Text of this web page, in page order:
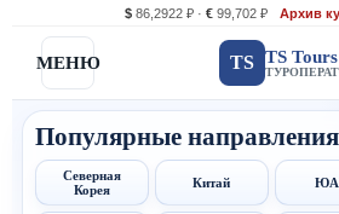
$ 86,2922 ₽ · € 99,702 ₽ Архив
МЕНЮ TS TS Tours
Популярные направления
Северная
Корея
Китай